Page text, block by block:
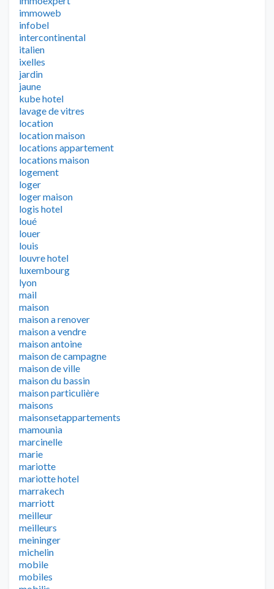
immoweb
infobel
intercontinental
italien
ixelles
jardin
jaune
kube hotel
lavage de vitres
location
location maison
locations appartement
locations maison
logement
loger
loger maison
logis hotel
loué
louer
louis
louvre hotel
luxembourg
lyon
mail
maison
maison a renover
maison a vendre
maison antoine
maison de campagne
maison de ville
maison du bassin
maison particulière
maisons
maisonsetappartements
mamounia
marcinelle
marie
mariotte
mariotte hotel
marrakech
marriott
meilleur
meilleurs
meininger
michelin
mobile
mobiles